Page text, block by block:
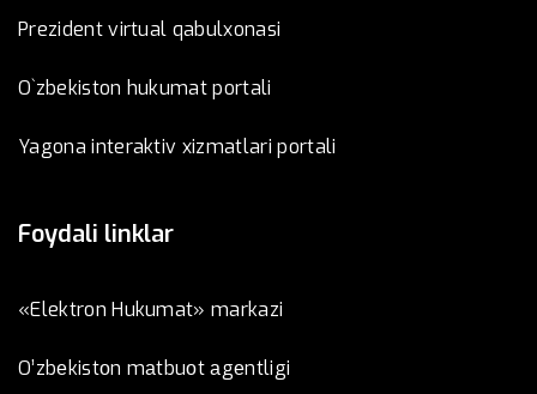
Prezident virtual qabulxonasi
O`zbekiston hukumat portali
Yagona interaktiv xizmatlari portali
Foydali linklar
«Elektron Hukumat» markazi
O’zbеkistоn mаtbuоt аgеntligi